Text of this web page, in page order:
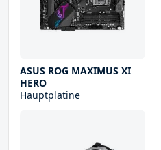
ASUS ROG MAXIMUS XI
HERO
Hauptplatine